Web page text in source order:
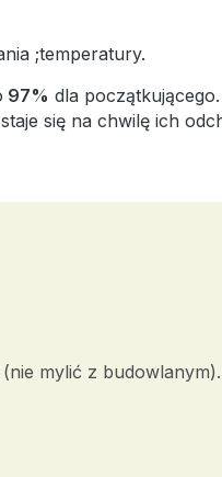
;temperatury.
97% dla
się na chwilę ich
mylić z